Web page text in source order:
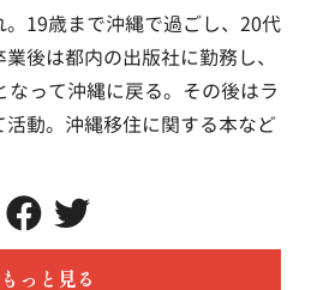
19歳まで沖縄で過ごし、20代
後は都内の出版社に勤務し、
って沖縄に戻る。その後はラ
動。沖縄移住に関する本など
もっと見る